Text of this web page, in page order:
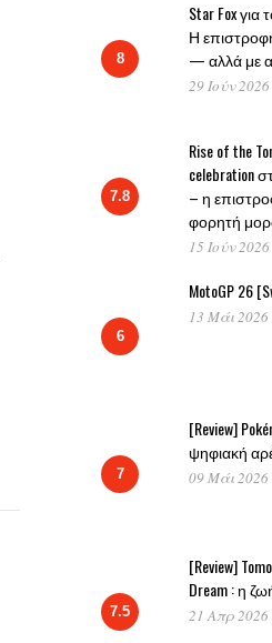
8
Star Fox για
Η
— αλλά με
29 Ιούν
7.8
Rise of the
celebration
– η
φορητή
15 Ιούν
6
MotoGP 26
13 Μάι
7
[Review]
ψηφιακή
09 Μάι
7.5
[Review]
Dream : η
21 Απρ